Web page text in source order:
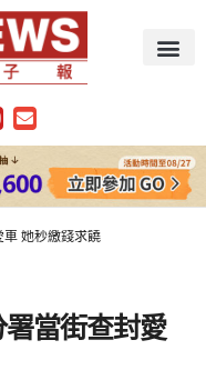
車 她秒繳錢求饒
當街查封愛